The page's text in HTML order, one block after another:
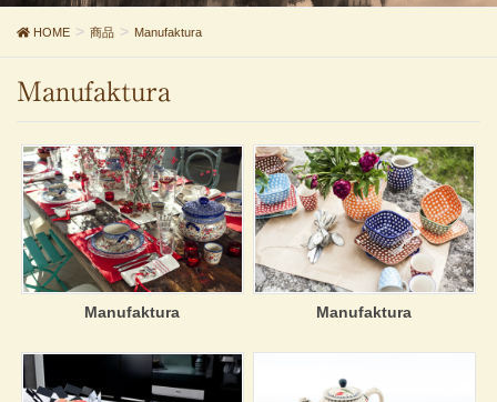
HOME 商品 Manufaktura
Manufaktura
Manufaktura Manufaktura